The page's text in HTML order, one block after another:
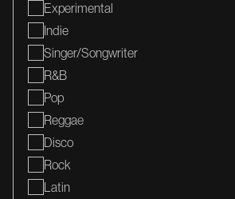
Experimental
Indie
Singer/songwriter
R&b
Pop
Reggae
Disco
Rock
Latin